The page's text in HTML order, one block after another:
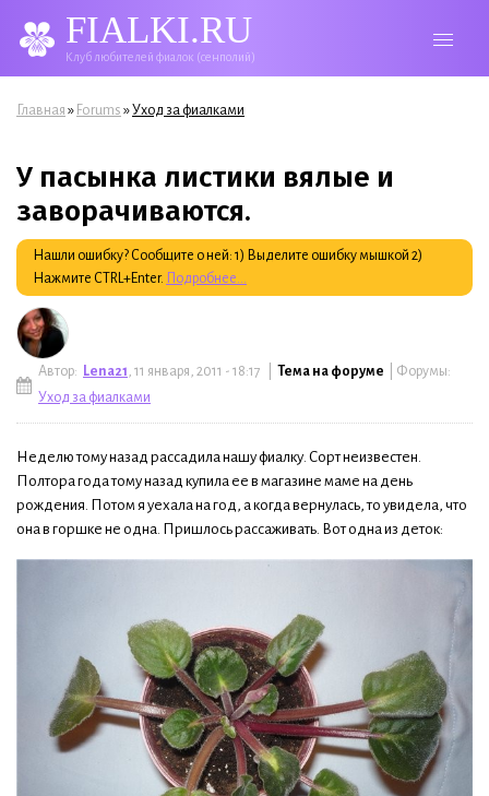
FIALKI.RU
Клуб любителей фиалок (сенполий)
Вы здесь
Главная » Forums »Уход за фиалками
У пасынка листики вялые и
заворачиваются.
Нашли ошибку? Сообщите о ней: 1) Выделите ошибку мышкой 2)
Нажмите CTRL+Enter. Подробнее...
Автор: Lena21, 11 января, 2011 - 18:17 | Тема на форуме | Форумы:
Уход за фиалками
Неделю тому назад рассадила нашу фиалку. Сорт неизвестен.
Полтора года тому назад купила ее в магазине маме на день
рождения. Потом я уехала на год, а когда вернулась, то увидела, что
она в горшке не одна. Пришлось рассаживать. Вот одна из деток: